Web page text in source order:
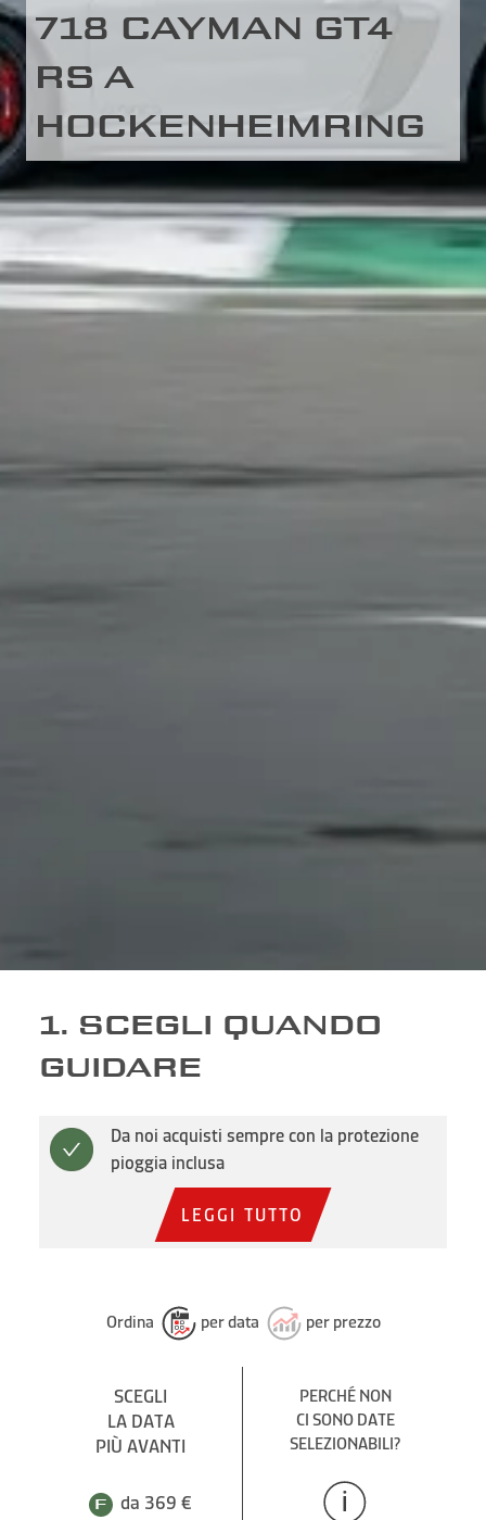
718 CAYMAN GT4
RS A
HOCKENHEIMRING
1. SCEGLI QUANDO
GUIDARE
Da noi acquisti sempre con la protezione
pioggia inclusa
LEGGI TUTTO
Ordina per data per prezzo
SCEGLI
LA DATA
PIÙ AVANTI
da 369 €
PERCHÉ NON
CI SONO DATE
SELEZIONABILI?